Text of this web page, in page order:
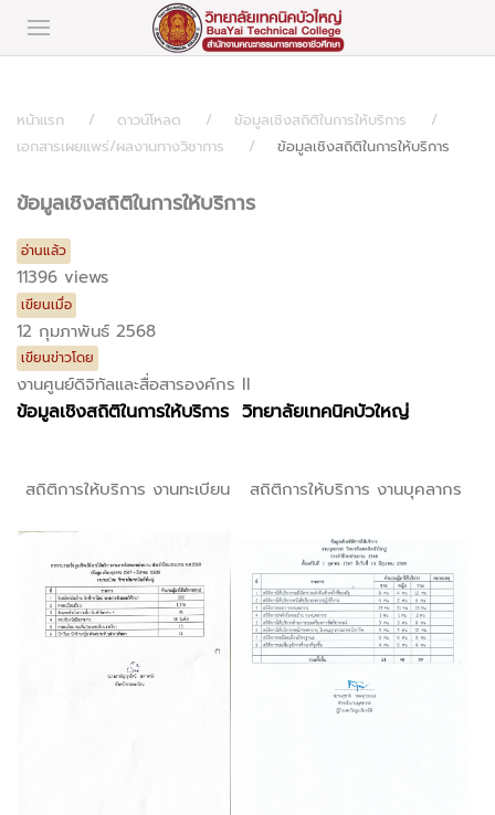
หน้าแรก ดาวน์โหลด
ข้อมูลเชิงสถิติในการให้บริการ
เอกสารเผยแพร่/ผลงานทางวิชาการ
ข้อมูลเชิงสถิติในการให้บริการ
ข้อมูลเชิงสถิติในการให้บริการ
อ่านแล้ว
11396 views
เขียนเมื่อ
12 กุมภาพันธ์ 2568
เขียนข่าวโดย
งานศูนย์ดิจิทัลและสื่อสารองค์กร II
ข้อมูลเชิงสถิติในการให้บริการ วิทยาลัยเทคนิคบัวใหญ่
สถิติการให้บริการ งานทะเบียน สถิติการให้บริการ งานบุคลากร